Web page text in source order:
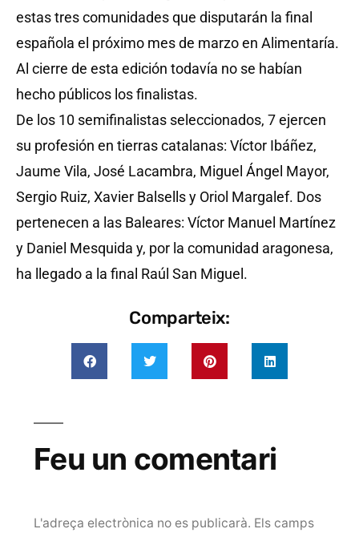
estas tres comunidades que disputarán la final
española el próximo mes de marzo en Alimentaría.
Al cierre de esta edición todavía no se habían
hecho públicos los finalistas.
De los 10 semifinalistas seleccionados, 7 ejercen
su profesión en tierras catalanas: Víctor Ibáñez,
Jaume Vila, José Lacambra, Miguel Ángel Mayor,
Sergio Ruiz, Xavier Balsells y Oriol Margalef. Dos
pertenecen a las Baleares: Víctor Manuel Martínez
y Daniel Mesquida y, por la comunidad aragonesa,
ha llegado a la final Raúl San Miguel.
Comparteix:
Feu un comentari
L'adreça electrònica no es publicarà. Els camps